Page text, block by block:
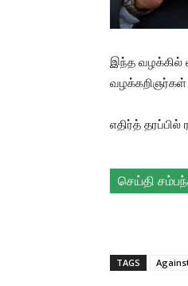
இந்த வழக்கில்
வழக்கறிஞர்கள்
எதிர்த்
செய்தி
TAGS